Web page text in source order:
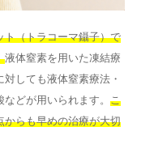
ト（トラコーマ鑷子）で
液体窒素を用いた凍結療
しても液体窒素療法・
どが用いられます。 こ
からも早めの治療が大切